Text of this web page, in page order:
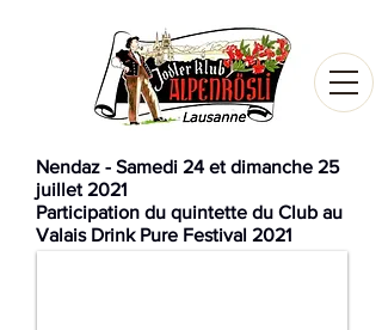
Nendaz - Samedi 24 et dimanche 25
juillet 2021
Participation du quintette du Club au
Valais Drink Pure Festival 2021